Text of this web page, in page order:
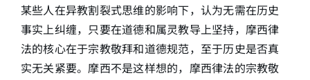
某些人在异教割裂式思维的影响下，认为无需在历史
事实上纠缠，只要在道德和属灵教导上坚持，摩西律
法的核心在于宗教敬拜和道德规范，至于历史是否真
实无关紧要。摩西不是这样想的，摩西律法的宗教敬